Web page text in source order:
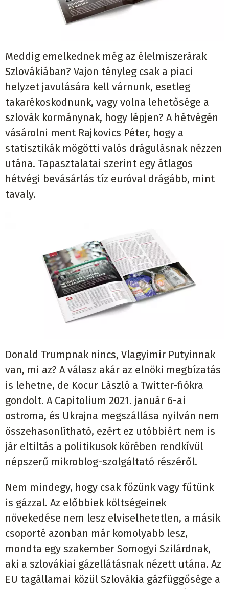
Meddig emelkednek még az élelmiszerárak
Szlovákiában? Vajon tényleg csak a piaci
helyzet javulására kell várnunk, esetleg
takarékoskodnunk, vagy volna lehetősége a
szlovák kormánynak, hogy lépjen? A hétvégén
vásárolni ment Rajkovics Péter, hogy a
statisztikák mögötti valós drágulásnak nézzen
utána. Tapasztalatai szerint egy átlagos
hétvégi bevásárlás tíz euróval drágább, mint
tavaly.
Donald Trumpnak nincs, Vlagyimir Putyinnak
van, mi az? A válasz akár az elnöki megbízatás
is lehetne, de Kocur László a Twitter-fiókra
gondolt. A Capitolium 2021. január 6-ai
ostroma, és Ukrajna megszállása nyilván nem
összehasonlítható, ezért ez utóbbiért nem is
jár eltiltás a politikusok körében rendkívül
népszerű mikroblog-szolgáltató részéről.
Nem mindegy, hogy csak főzünk vagy fűtünk
is gázzal. Az előbbiek költségeinek
növekedése nem lesz elviselhetetlen, a másik
csoporté azonban már komolyabb lesz,
mondta egy szakember Somogyi Szilárdnak,
aki a szlovákiai gázellátásnak nézett utána. Az
EU tagállamai közül Szlovákia gázfüggősége a